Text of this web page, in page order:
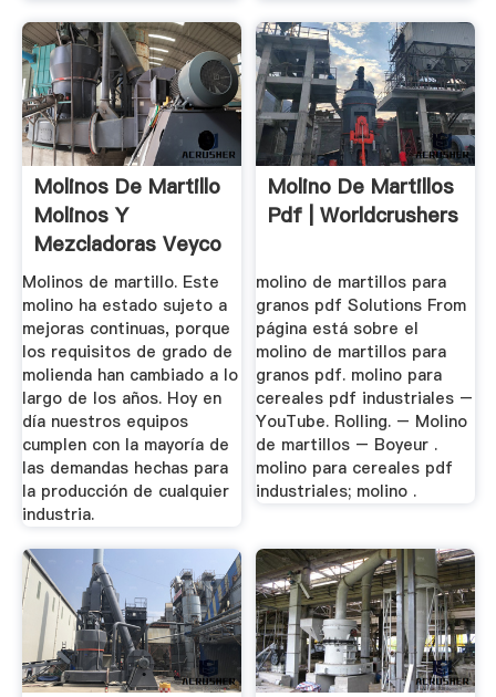
Molinos De Martillo
Molinos Y
Mezcladoras Veyco
Molinos de martillo. Este
molino ha estado sujeto a
mejoras continuas, porque
los requisitos de grado de
molienda han cambiado a lo
largo de los años. Hoy en
día nuestros equipos
cumplen con la mayoría de
las demandas hechas para
la producción de cualquier
industria.
Molino De Martillos
Pdf | Worldcrushers
molino de martillos para
granos pdf Solutions From
página está sobre el
molino de martillos para
granos pdf. molino para
cereales pdf industriales –
YouTube. Rolling. – Molino
de martillos – Boyeur .
molino para cereales pdf
industriales; molino .